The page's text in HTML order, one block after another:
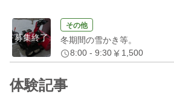
募集終了
その他
冬期間の雪かき等。
8:00 - 9:30
1,500
体験記事